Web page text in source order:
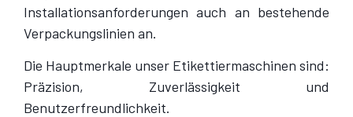
Installationsanforderungen auch an bestehende
Verpackungslinien an.
Die Hauptmerkale unser Etikettiermaschinen sind:
Präzision, Zuverlässigkeit und
Benutzerfreundlichkeit.